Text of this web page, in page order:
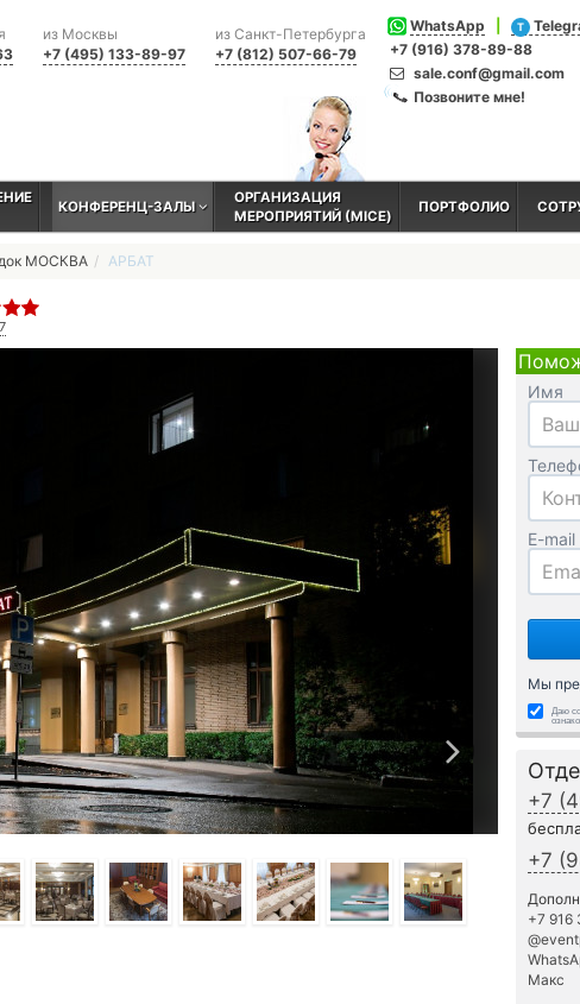
WhatsApp T
+7 (916) 378-89-88
sale.conf@gmail.com
Позвоните мне!
из Санкт-Петербурга
+7 (812) 507-66-79
из Москвы
+7 (495) 133-89-97
КОНФЕРЕНЦ-ЗАЛЫ
ОРГАНИЗАЦИЯ
МЕРОПРИЯТИЙ (MICE)
ПОРТФОЛИО
МОСКВА АРБАТ
Имя
E-mail
Мы
Даю
+7
+7
+7 916
Макс